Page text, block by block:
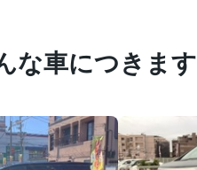
な車につきます